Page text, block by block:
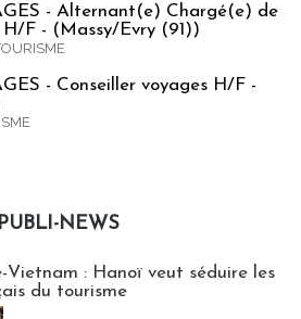
- Alternant(e) Chargé(e) de
H/F - (Massy/Evry (91))
- Conseiller voyages H/F -
PUBLI-NEWS
Vietnam : Hanoï veut séduire les
du tourisme